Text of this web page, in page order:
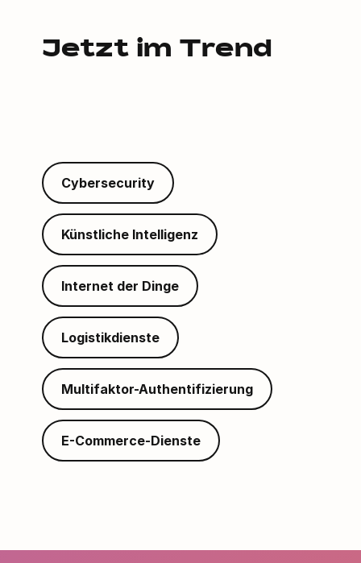
Jetzt im Trend
Cybersecurity
Künstliche Intelligenz
Internet der Dinge
Logistikdienste
Multifaktor-Authentifizierung
E-Commerce-Dienste